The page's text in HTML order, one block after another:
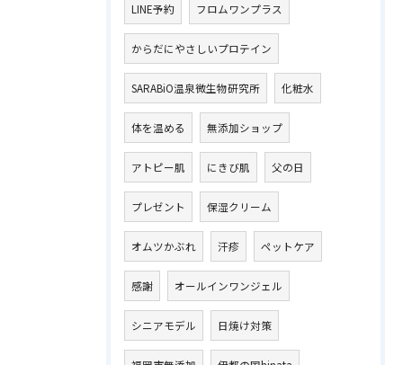
LINE予約 フロムワンプラス
からだにやさしいプロテイン
SARABiO温泉微生物研究所 化粧水
体を温める 無添加ショップ
アトピー肌 にきび肌 父の日
プレゼント 保湿クリーム
オムツかぶれ 汗疹 ペットケア
感謝 オールインワンジェル
シニアモデル 日焼け対策